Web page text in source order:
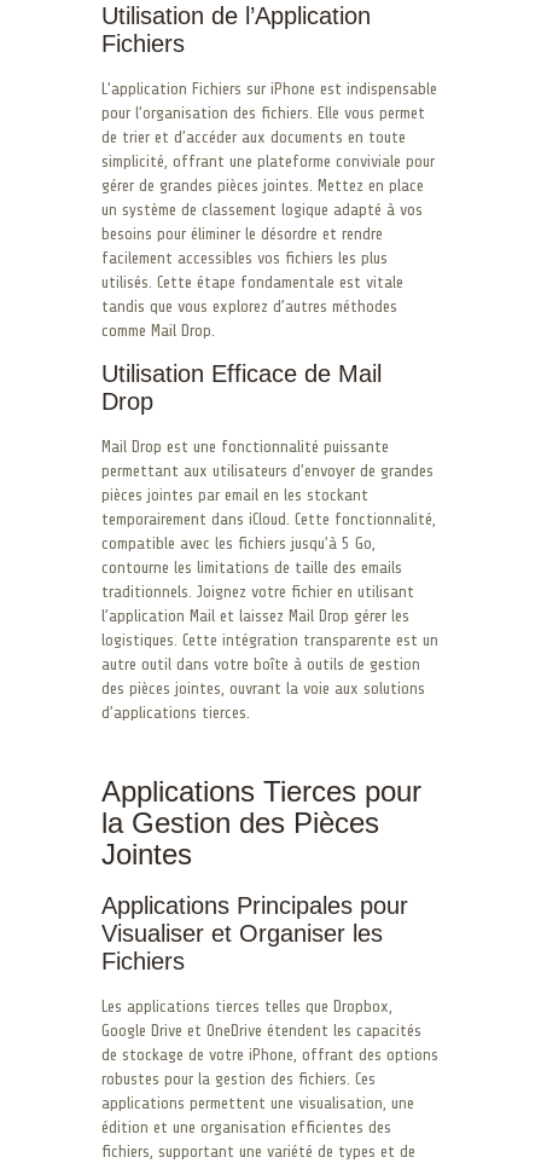
Utilisation de l’Application
Fichiers
L’application Fichiers sur iPhone est indispensable
pour l’organisation des fichiers. Elle vous permet
de trier et d’accéder aux documents en toute
simplicité, offrant une plateforme conviviale pour
gérer de grandes pièces jointes. Mettez en place
un système de classement logique adapté à vos
besoins pour éliminer le désordre et rendre
facilement accessibles vos fichiers les plus
utilisés. Cette étape fondamentale est vitale
tandis que vous explorez d’autres méthodes
comme Mail Drop.
Utilisation Efficace de Mail
Drop
Mail Drop est une fonctionnalité puissante
permettant aux utilisateurs d’envoyer de grandes
pièces jointes par email en les stockant
temporairement dans iCloud. Cette fonctionnalité,
compatible avec les fichiers jusqu’à 5 Go,
contourne les limitations de taille des emails
traditionnels. Joignez votre fichier en utilisant
l’application Mail et laissez Mail Drop gérer les
logistiques. Cette intégration transparente est un
autre outil dans votre boîte à outils de gestion
des pièces jointes, ouvrant la voie aux solutions
d’applications tierces.
Applications Tierces pour
la Gestion des Pièces
Jointes
Applications Principales pour
Visualiser et Organiser les
Fichiers
Les applications tierces telles que Dropbox,
Google Drive et OneDrive étendent les capacités
de stockage de votre iPhone, offrant des options
robustes pour la gestion des fichiers. Ces
applications permettent une visualisation, une
édition et une organisation efficientes des
fichiers, supportant une variété de types et de